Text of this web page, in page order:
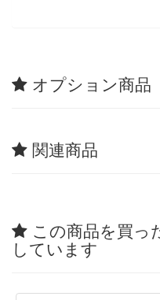
オプション商品
関連商品
この商品を買っ
しています